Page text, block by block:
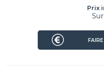
Prix